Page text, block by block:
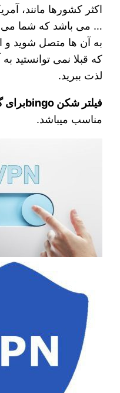
اکثر کشورها مانند،
… می باشد که شما می
به آن ها متصل شوید و
که قبلا نمی توانستید
لذت ببرید.
فیلتر شکن bingoبرای گوشی های ایفون
مناسب میباشد.